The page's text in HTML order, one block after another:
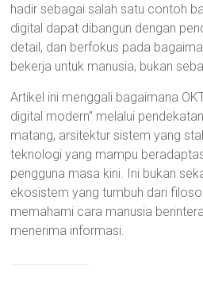
hadir sebagai salah satu contoh
digital dapat dibangun dengan
detail, dan berfokus pada
bekerja untuk manusia, bukan
Artikel ini menggali bagaimana
digital modern” melalui
matang, arsitektur sistem yang
teknologi yang mampu
pengguna masa kini. Ini bukan
ekosistem yang tumbuh dari
memahami cara manusia
menerima informasi.